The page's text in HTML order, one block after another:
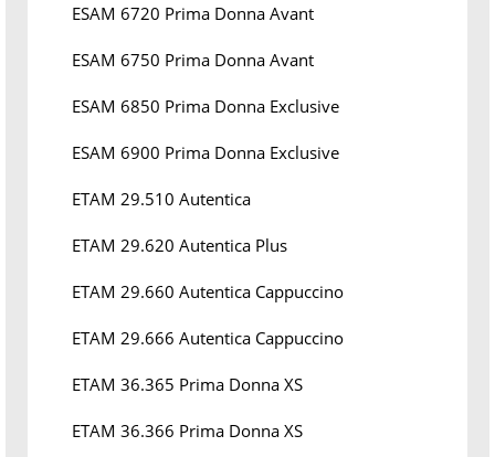
ESAM 6720 Prima Donna Avant
ESAM 6750 Prima Donna Avant
ESAM 6850 Prima Donna Exclusive
ESAM 6900 Prima Donna Exclusive
ETAM 29.510 Autentica
ETAM 29.620 Autentica Plus
ETAM 29.660 Autentica Cappuccino
ETAM 29.666 Autentica Cappuccino
ETAM 36.365 Prima Donna XS
ETAM 36.366 Prima Donna XS